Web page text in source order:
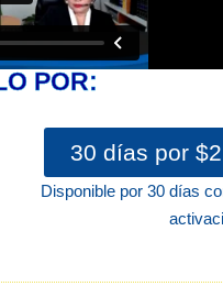
POR:
30 días por
Disponible por 30 días